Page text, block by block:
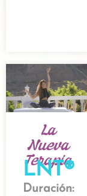
La
Nueva
Terapia
LNT®
Duración: